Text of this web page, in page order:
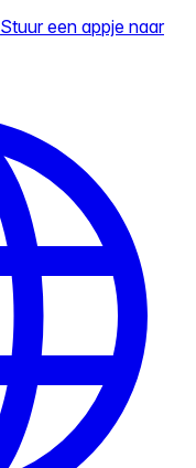
Stuur een appje naar